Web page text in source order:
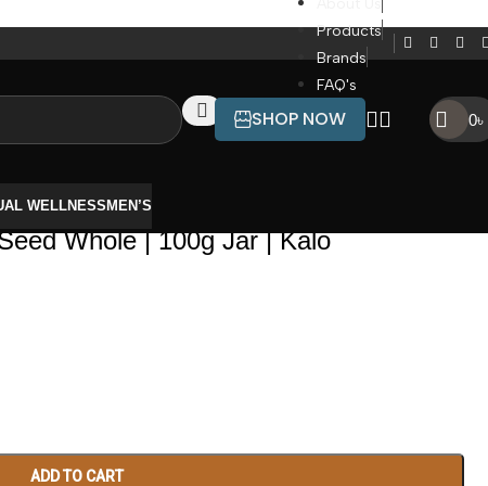
Products
Brands
FAQ's
SHOP NOW 0৳
WELLNESS MEN’S
Whole | 100g Jar | Kalo
ADD TO CART